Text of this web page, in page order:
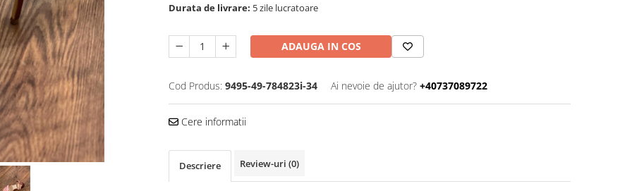
Durata de livrare: 5 zile lucratoare
ADAUGA IN COS
Cod Produs: 9495-49-784823i-34 Ai nevoie de ajutor? +40737089722
Cere informatii
Descriere Review-uri (0)